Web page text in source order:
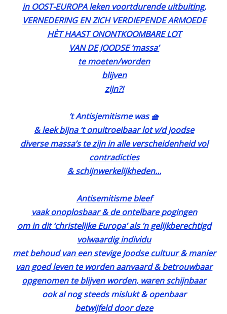
in OOST-EUROPA leken voortdurende uitbuiting,
VERNEDERING EN ZICH VERDIEPENDE ARMOEDE
HÈT HAAST ONONTKOOMBARE LOT
VAN DE JOODSE ‘massa’
te moeten/worden
blijven
zijn?!
‘t Antisjemitisme was 🧺
& leek bijna ‘t onuitroeibaar lot v/d joodse
diverse massa’s te zijn in alle verscheidenheid vol
contradicties
& schijnwerkelijkheden…
Antisemitisme bleef
vaak onoplosbaar & de ontelbare pogingen
om in dit ‘christelijke Europa’ als ‘n gelijkberechtigd
volwaardig individu
met behoud van een stevige Joodse cultuur & manier
van goed leven te worden aanvaard & betrouwbaar
opgenomen te blijven worden, waren schijnbaar
ook al nog steeds mislukt & openbaar
betwijfeld door deze